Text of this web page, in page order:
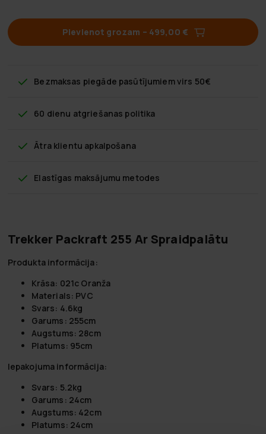
Pievienot grozam – 499,00 €
Bezmaksas piegāde pasūtījumiem virs 50€
60 dienu atgriešanas politika
Ātra klientu apkalpošana
Elastīgas maksājumu metodes
Trekker Packraft 255 Ar Spraidpalātu
Produkta informācija:
Krāsa: 021c Oranža
Materials: PVC
Svars: 4.6kg
Garums: 255cm
Augstums: 28cm
Platums: 95cm
Iepakojuma informācija:
Svars: 5.2kg
Garums: 24cm
Augstums: 42cm
Platums: 24cm